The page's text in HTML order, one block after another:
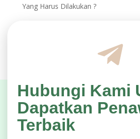
Yang Harus Dilakukan ?
Hubungi Kami
Dapatkan
Terbaik